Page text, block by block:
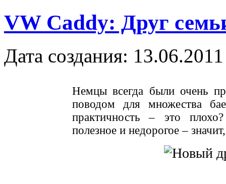
VW Caddy: Друг
Дата создания: 13.06.2011
Немцы всегда были очень
поводом для множества
практичность – это
полезное и недорогое –